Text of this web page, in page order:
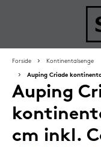
Forside Kontinentalsenge
Auping Criade
Auping
cm inkl.